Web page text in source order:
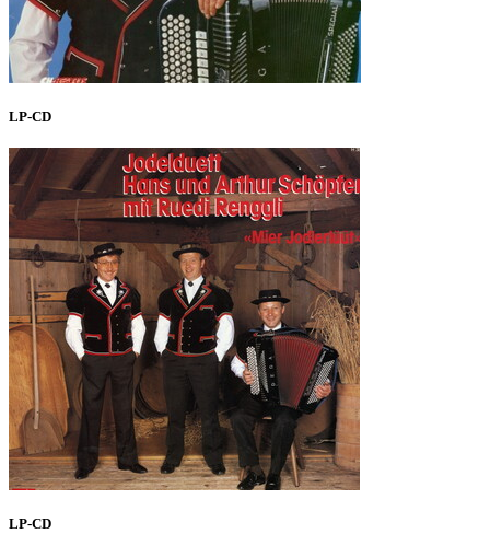
LP-CD
LP-CD